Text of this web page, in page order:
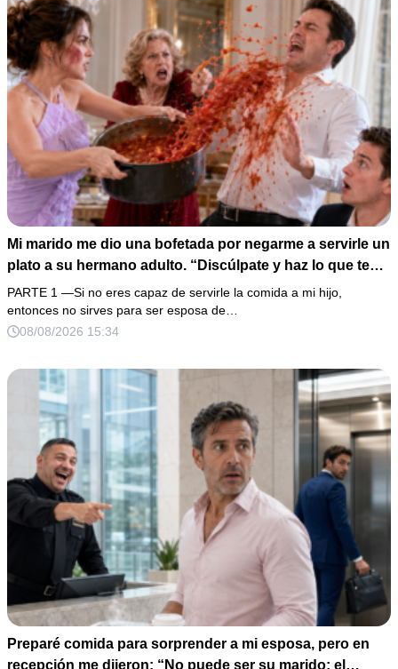
Mi marido me dio una bofetada por negarme a servirle un
plato a su hermano adulto. “Discúlpate y haz lo que te
digo”, exigió frente a toda su familia. Yo no discutí: le
vacié el pozole encima, tomé una fotografía de mi mejilla
y llamé a mi abogada. Horas después apareció una
una nota sobre mi nómina.
PARTE 1 —Si no eres capaz de servirle la comida a mi hijo,
entonces no sirves para ser esposa de…
08/08/2026 15:34
Preparé comida para sorprender a mi esposa, pero en
recepción me dijeron: “No puede ser su marido; el